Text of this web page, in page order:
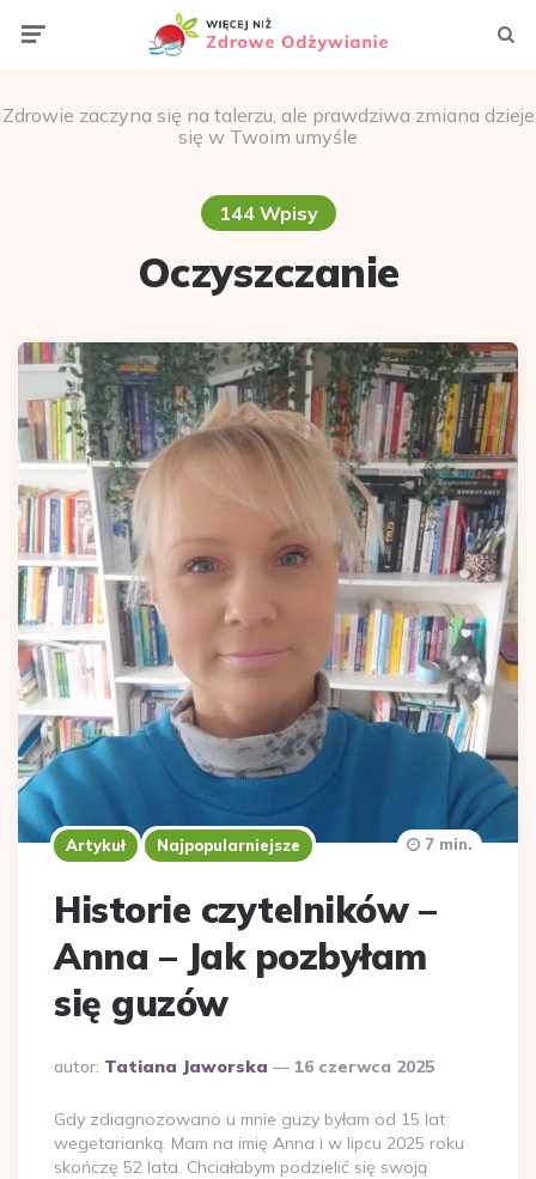
Zdrowie zaczyna się na talerzu, ale prawdziwa zmiana dzieje
się w Twoim umyśle
144 Wpisy
Oczyszczanie
Artykuł Najpopularniejsze
Historie czytelników –
Anna – Jak pozbyłam
się guzów
Dodane
autor: Tatiana Jaworska 16 czerwca 2025
7 min.
Gdy zdiagnozowano u mnie guzy byłam od 15 lat
wegetarianką. Mam na imię Anna i w lipcu 2025 roku
skończę 52 lata. Chciałabym podzielić się swoją